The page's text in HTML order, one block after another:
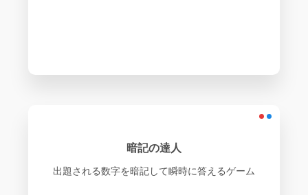
暗記の達人
出題される数字を暗記して瞬時に答えるゲーム